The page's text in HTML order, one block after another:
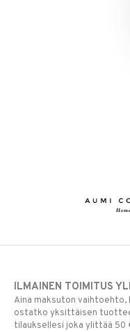
ILMAINEN TOIMITUS
Aina maksuton
ostatko yksittäisen
tilauksellesi joka ylittää 50